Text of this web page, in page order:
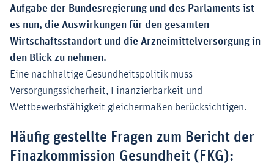
Aufgabe der Bundesregierung und des Parlaments ist
es nun, die Auswirkungen für den gesamten
Wirtschaftsstandort und die Arzneimittelversorgung in
den Blick zu nehmen.
Eine nachhaltige Gesundheitspolitik muss
Versorgungssicherheit, Finanzierbarkeit und
Wettbewerbsfähigkeit gleichermaßen berücksichtigen.
Häufig gestellte Fragen zum Bericht der
Finazkommission Gesundheit (FKG):